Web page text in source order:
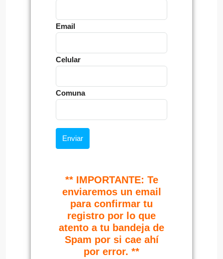
Email
Celular
Comuna
** IMPORTANTE: Te
enviaremos un email
para confirmar tu
registro por lo que
atento a tu bandeja de
Spam por si cae ahí
por error. **